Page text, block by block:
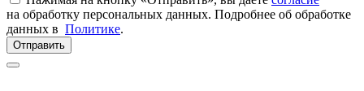
на обработку персональных данных. Подробнее об обработке
данных в Политике.
Отправить